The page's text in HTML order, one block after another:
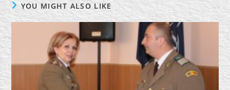
YOU MIGHT ALSO LIKE